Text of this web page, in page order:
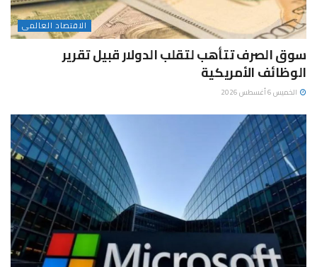
الاقتصاد العالمى
سوق الصرف تتأهب لتقلب الدولار قبيل تقرير
الوظائف الأمريكية
الخميس 6 أغسطس 2026